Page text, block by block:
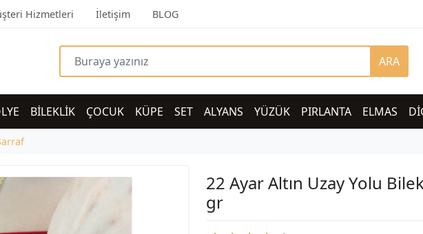
Hizmetleri İletişim BLOG
ARA
BİLEKLİK ÇOCUK KÜPE SET ALYANS YÜZÜK PIRLANTA ELMAS
22 Ayar Altın Uzay Yolu
gr